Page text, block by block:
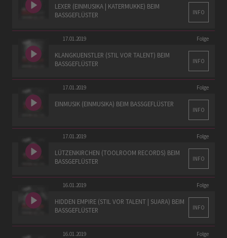
LEXER (EINMUSIKA | KATERMUKKE) BEIM
BASSGEFLÜSTER
INFO
17.01.2019 Folge
KLANGKUENSTLER (STIL VOR TALENT) BEIM
BASSGEFLÜSTER
INFO
17.01.2019 Folge
EINMUSIK (EINMUSIKA) BEIM BASSGEFLÜSTER
INFO
17.01.2019 Folge
LÜTZENKIRCHEN (TOOLROOM RECORDS) BEIM
BASSGEFLÜSTER
INFO
16.01.2019 Folge
HIDDEN EMPIRE (STIL VOR TALENT | SUARA) BEIM
BASSGEFLÜSTER
INFO
16.01.2019 Folge